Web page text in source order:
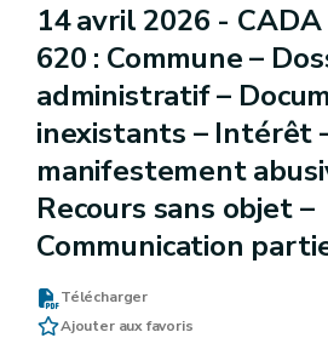
14 avril 2026 - CADA
620 : Commune –
administratif –
inexistants – Intérêt
manifestement
Recours sans objet –
Communication
Télécharger
Ajouter aux favoris